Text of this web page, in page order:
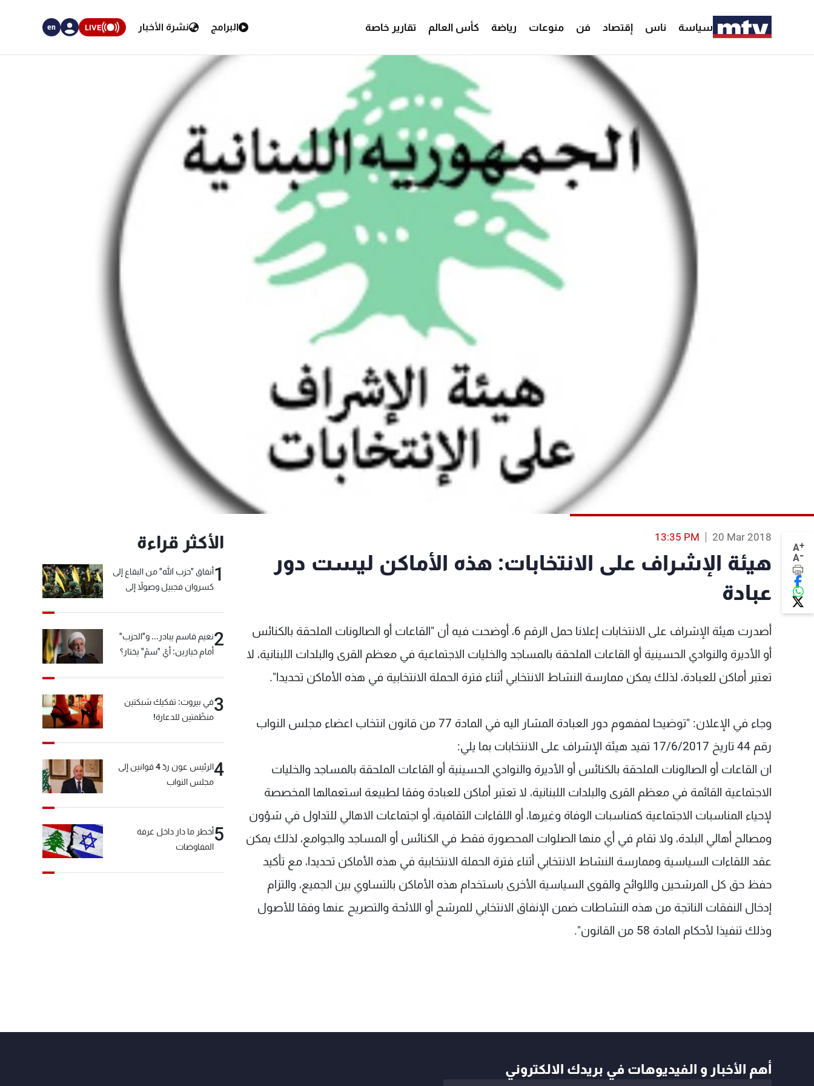
سياسة ناس إقتصاد فن منوعات رياضة كأس العالم تقارير خاصة البرامج نشرة الأخبار LIVE
en
A+
A-
20 Mar 2018
13:35 PM
هيئة الإشراف على الانتخابات: هذه الأماكن ليست دور
عبادة
أصدرت هيئة الإشراف على الانتخابات إعلانا حمل الرقم 6، أوضحت فيه أن "القاعات أو الصالونات الملحقة بالكنائس
أو الأديرة والنوادي الحسينية أو القاعات الملحقة بالمساجد والخليات الاجتماعية في معظم القرى والبلدات اللبنانية، لا
تعتبر أماكن للعبادة، لذلك يمكن ممارسة النشاط الانتخابي أثناء فترة الحملة الانتخابية في هذه الأماكن تحديدا".
وجاء في الإعلان: "توضيحا لمفهوم دور العبادة المشار اليه في المادة 77 من قانون انتخاب اعضاء مجلس النواب
رقم 44 تاريخ 17/6/2017 تفيد هيئة الإشراف على الانتخابات بما يلي:
ان القاعات أو الصالونات الملحقة بالكنائس أو الأديرة والنوادي الحسينية أو القاعات الملحقة بالمساجد والخليات
الاجتماعية القائمة في معظم القرى والبلدات اللبنانية، لا تعتبر أماكن للعبادة وفقا لطبيعة استعمالها المخصصة
لإحياء المناسبات الاجتماعية كمناسبات الوفاة وغيرها، أو اللقاءات الثقافية، أو اجتماعات الاهالي للتداول في شؤون
ومصالح أهالي البلدة، ولا تقام في أي منها الصلوات المحصورة فقط في الكنائس أو المساجد والجوامع، لذلك يمكن
عقد اللقاءات السياسية وممارسة النشاط الانتخابي أثناء فترة الحملة الانتخابية في هذه الأماكن تحديدا، مع تأكيد
حفظ حق كل المرشحين واللوائح والقوى السياسية الأخرى باستخدام هذه الأماكن بالتساوي بين الجميع، والتزام
إدخال النفقات الناتجة من هذه النشاطات ضمن الإنفاق الانتخابي للمرشح أو اللائحة والتصريح عنها وفقا للأصول
وذلك تنفيذا لأحكام المادة 58 من القانون".
الأكثر قراءة
1أنفاق "حزب الله" من البقاع إلى
كسروان فجبيل وصولاً إلى
2نعيم قاسم يبادر... و"الحزب"
أمام خيارين: أيّ "سمّ" يختار؟
3في بيروت: تفكيك شبكتين
منظّمتين للدعارة!
4
الرئيس عون ردّ 4 قوانين إلى
مجلس النواب
5أخطر ما دار داخل غرفة
المفاوضات
أهم الأخبار و الفيديوهات في بريدك الالكتروني